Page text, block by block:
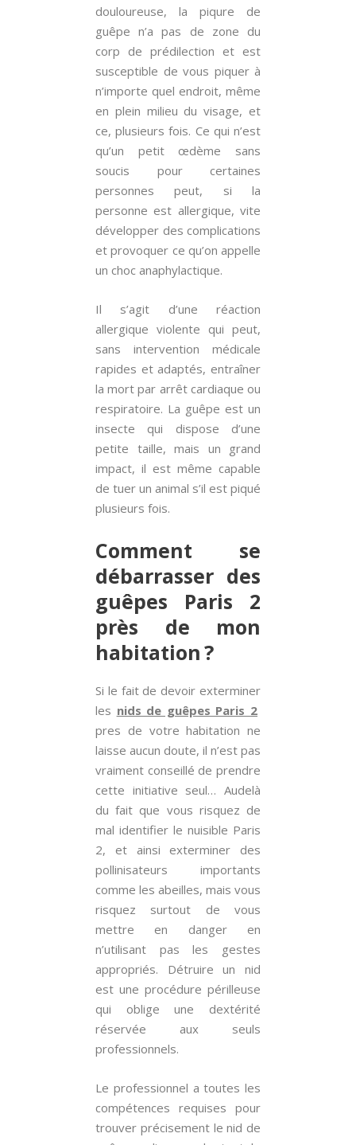
douloureuse, la piqure de
guêpe n’a pas de zone du
corp de prédilection et est
susceptible de vous piquer à
n’importe quel endroit, même
en plein milieu du visage, et
ce, plusieurs fois. Ce qui n’est
qu’un petit œdème sans
soucis pour certaines
personnes peut, si la
personne est allergique, vite
développer des complications
et provoquer ce qu’on appelle
un choc anaphylactique.
Il s’agit d’une réaction
allergique violente qui peut,
sans intervention médicale
rapides et adaptés, entraîner
la mort par arrêt cardiaque ou
respiratoire. La guêpe est un
insecte qui dispose d’une
petite taille, mais un grand
impact, il est même capable
de tuer un animal s’il est piqué
plusieurs fois.
Comment se
débarrasser des
guêpes Paris 2
près de mon
habitation ?
Si le fait de devoir exterminer
les nids de guêpes Paris 2
pres de votre habitation ne
laisse aucun doute, il n’est pas
vraiment conseillé de prendre
cette initiative seul… Audelà
du fait que vous risquez de
mal identifier le nuisible Paris
2, et ainsi exterminer des
pollinisateurs importants
comme les abeilles, mais vous
risquez surtout de vous
mettre en danger en
n’utilisant pas les gestes
appropriés. Détruire un nid
est une procédure périlleuse
qui oblige une dextérité
réservée aux seuls
professionnels.
Le professionnel a toutes les
compétences requises pour
trouver précisement le nid de